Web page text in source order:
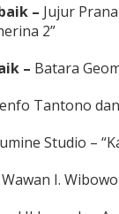
– Jujur
2”
– Batara
Tantono
Studio –
Wawan I.